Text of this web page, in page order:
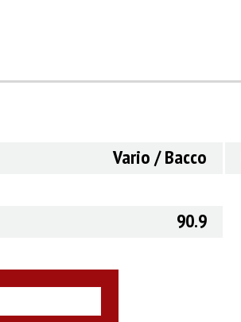
Vario / Bacco
90.9